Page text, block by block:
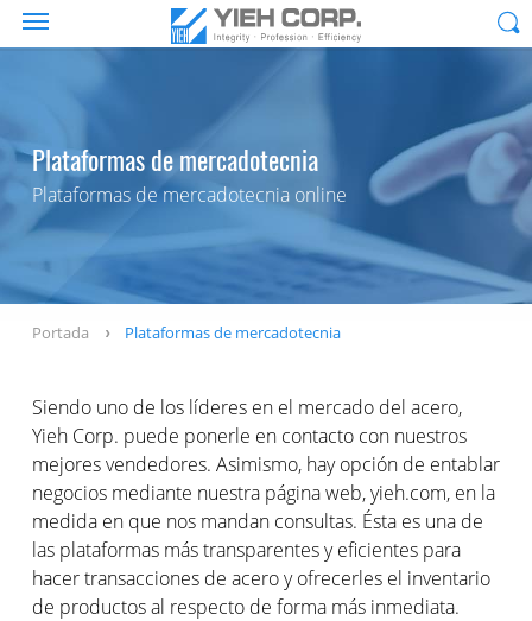
Plataformas de mercadotecnia
Plataformas de mercadotecnia online
Portada Plataformas de mercadotecnia
Siendo uno de los líderes en el mercado del acero,
Yieh Corp. puede ponerle en contacto con nuestros
mejores vendedores. Asimismo, hay opción de entablar
negocios mediante nuestra página web, yieh.com, en la
medida en que nos mandan consultas. Ésta es una de
las plataformas más transparentes y eficientes para
hacer transacciones de acero y ofrecerles el inventario
de productos al respecto de forma más inmediata.